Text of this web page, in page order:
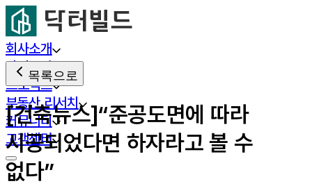
회사소개
사업분야
프로젝트
부동산 리서치
커뮤니티
고객센터
목록으로
[건축뉴스]“준공도면에 따라
시공되었다면 하자라고 볼 수
없다”